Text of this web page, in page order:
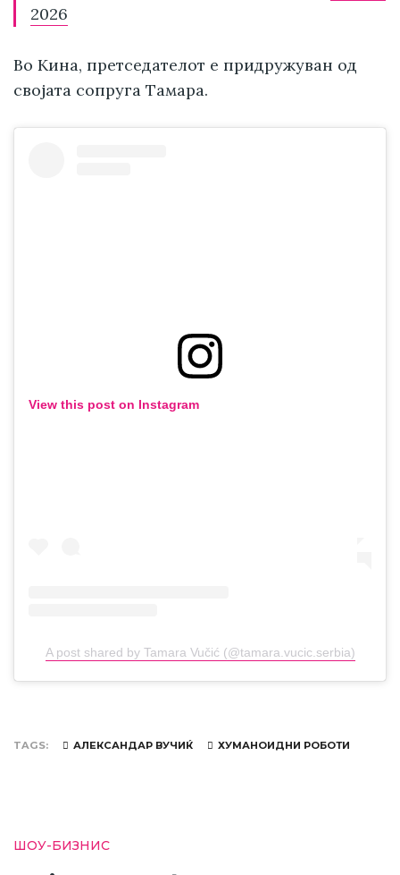
2026
Во Кина, претседателот е придружуван од
својата сопруга Тамара.
View this post on Instagram
A post shared by Tamara Vučić (@tamara.vucic.serbia)
TAGS АЛЕКСАНДАР ВУЧИЌ ХУМАНОИДНИ РОБОТИ
ШОУ-БИЗНИС